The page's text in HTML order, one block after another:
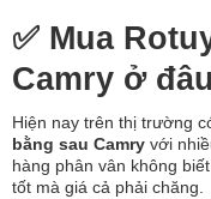
✅ Mua
Camry ở
Hiện nay trên thị trường
bằng sau Camry với
hàng phân vân không
tốt mà giá cả phải chăng.